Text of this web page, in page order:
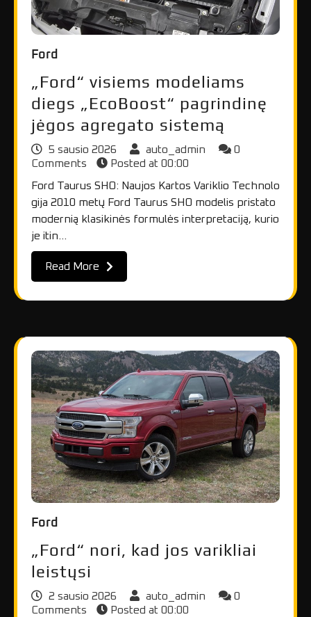
Ford
„Ford“ visiems modeliams
diegs „EcoBoost“ pagrindinę
jėgos agregato sistemą
5 sausio 2026 auto_admin
0
Comments
Posted at 00:00
Ford Taurus SHO: Naujos Kartos Variklio Technolo
gija 2010 metų Ford Taurus SHO modelis pristato
modernią klasikinės formulės interpretaciją, kurio
je itin…
Read More
Ford
„Ford“ nori, kad jos varikliai
leistųsi
2 sausio 2026 auto_admin
0
Comments
Posted at 00:00